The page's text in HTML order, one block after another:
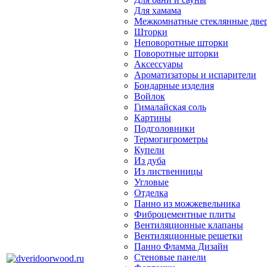
Для хамама
Межкомнатные стеклянные
Шторки
Неповоротные шторки
Поворотные шторки
Аксессуары
Ароматизаторы и испарители
Бондарные изделия
Войлок
Гималайская соль
Картины
Подголовники
Термогигрометры
Купели
Из дуба
Из лиственницы
Угловые
Отделка
Панно из можжевельника
Фиброцементные плиты
Вентиляционные клапаны
Вентиляционные решетки
Панно Фламма Дизайн
Стеновые панели